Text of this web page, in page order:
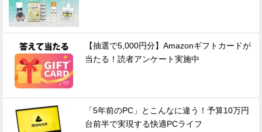
【抽選で5,000円分】Amazonギフトカードが
当たる！読者アンケート実施中
「5年前のPC」とこんなに違う！予算10万円
台前半で実現する快適PCライフ